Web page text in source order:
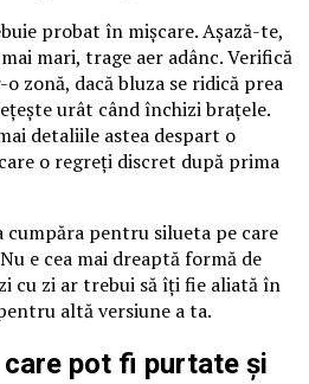
probat în mișcare. Așază-te,
mari, trage aer adânc. Verifică
zonă, dacă bluza se ridică prea
urât când închizi brațele.
detaliile astea despart o
o regreți discret după prima
cumpăra pentru silueta pe care
e cea mai dreaptă formă de
cu zi ar trebui să îți fie aliată în
altă versiune a ta.
pot fi purtate și